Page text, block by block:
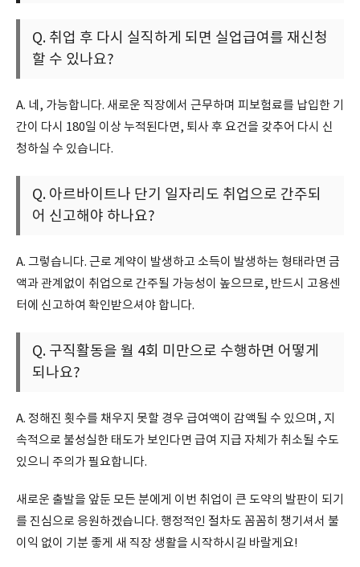
Q. 취업 후 다시 실직하게 되면 실업급여를 재신청
할 수 있나요?
A. 네, 가능합니다. 새로운 직장에서 근무하며 피보험료를 납입한 기
간이 다시 180일 이상 누적된다면, 퇴사 후 요건을 갖추어 다시 신
청하실 수 있습니다.
Q. 아르바이트나 단기 일자리도 취업으로 간주되
어 신고해야 하나요?
A. 그렇습니다. 근로 계약이 발생하고 소득이 발생하는 형태라면 금
액과 관계없이 취업으로 간주될 가능성이 높으므로, 반드시 고용센
터에 신고하여 확인받으셔야 합니다.
Q. 구직활동을 월 4회 미만으로 수행하면 어떻게
되나요?
A. 정해진 횟수를 채우지 못할 경우 급여액이 감액될 수 있으며, 지
속적으로 불성실한 태도가 보인다면 급여 지급 자체가 취소될 수도
있으니 주의가 필요합니다.
새로운 출발을 앞둔 모든 분에게 이번 취업이 큰 도약의 발판이 되기
를 진심으로 응원하겠습니다. 행정적인 절차도 꼼꼼히 챙기셔서 불
이익 없이 기분 좋게 새 직장 생활을 시작하시길 바랄게요!